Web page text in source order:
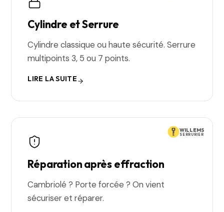
Cylindre et Serrure
Cylindre classique ou haute sécurité. Serrure
multipoints 3, 5 ou 7 points.
LIRE LA SUITE
WILLEMS
SERRURIER
Réparation après effraction
Cambriolé ? Porte forcée ? On vient
sécuriser et réparer.